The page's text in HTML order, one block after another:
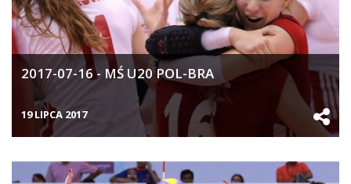
2017-07-16 - MŚ U20 POL-BRA
19 LIPCA 2017